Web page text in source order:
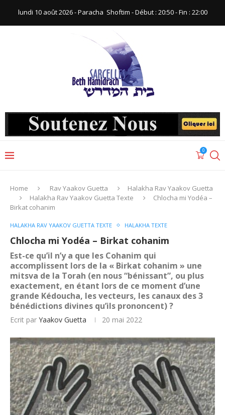
lundi 10 août 2026 - Paracha ‪ Shoftim‬ - Début : 20:50‬ - Fin : ‪22:00‬
0
Home Rav Yaakov Guetta
Halakha Rav Yaakov Guetta
Halakha Rav Yaakov Guetta Texte
Chlocha mi Yodéa –
Birkat cohanim
HALAKHA RAV YAAKOV GUETTA TEXTE HALAKHA TEXTE
Chlocha mi Yodéa – Birkat cohanim
Est-ce qu’il n’y a que les Cohanim qui
accomplissent lors de la « Birkat cohanim » une
mitsva de la Torah (en nous “bénissant”, ou plus
exactement, en étant lors de ce moment d’une
grande Kédoucha, les vecteurs, les canaux des 3
bénédictions divines qu’ils prononcent) ?
Ecrit par Yaakov Guetta 20 mai 2022